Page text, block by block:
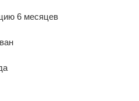
6 месяцев